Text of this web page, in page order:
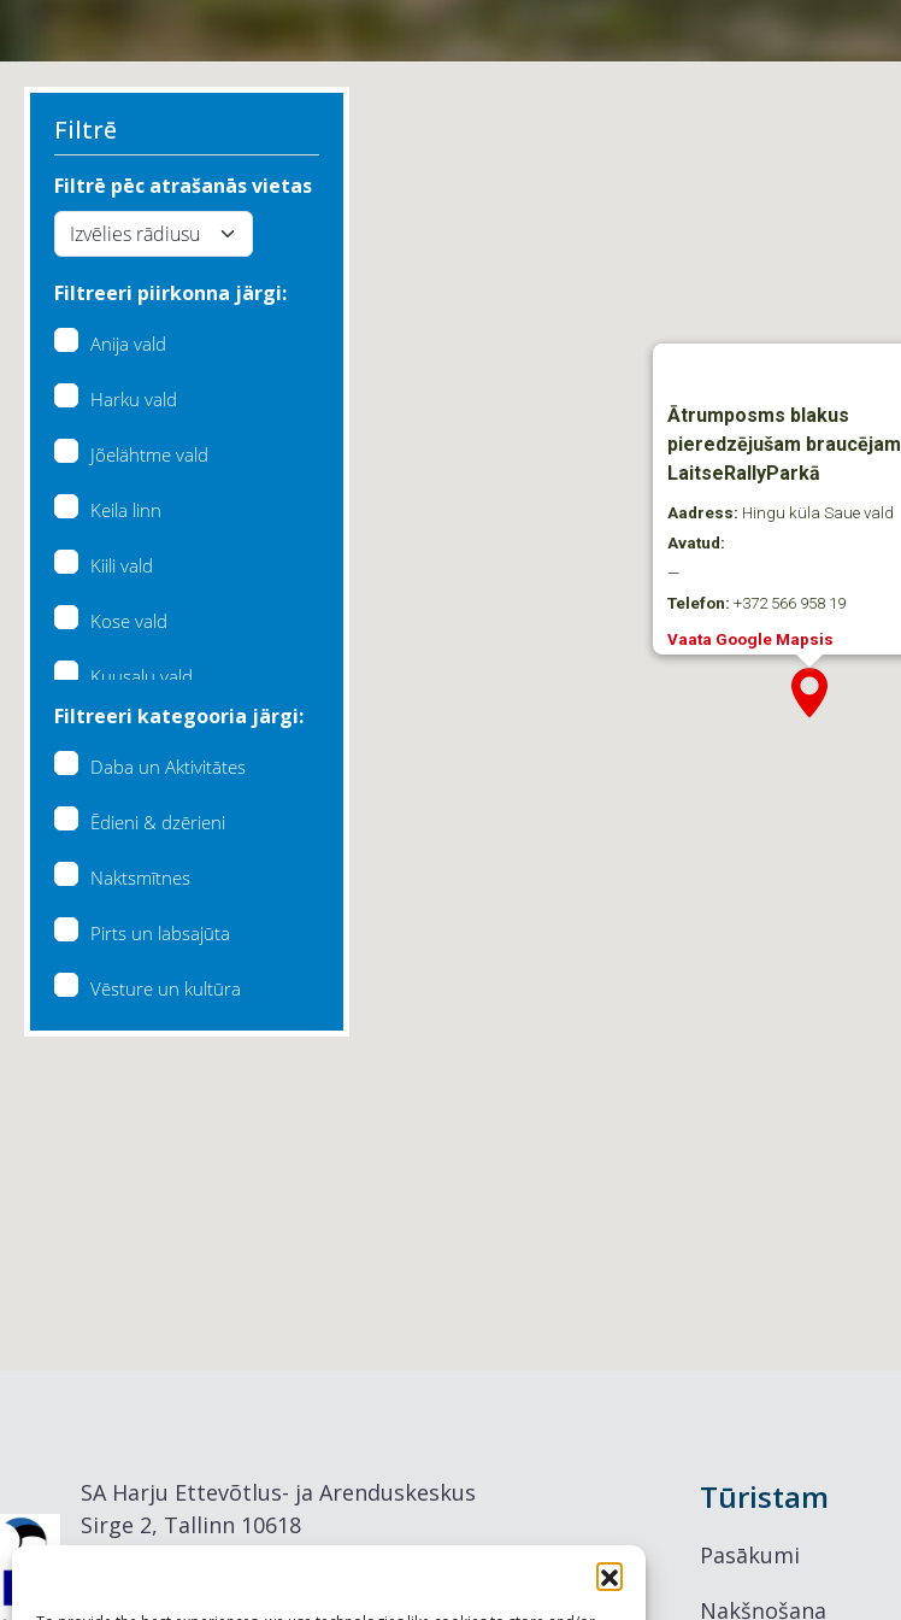
Filtrē
Filtrē pēc atrašanās vietas
Filtreeri piirkonna järgi:
Anija vald
Harku vald
Jõelähtme vald
Keila linn
Kiili vald
Kose vald
Kuusalu vald
Lääne-Harju vald
Filtreeri kategooria järgi:
Daba un Aktivitātes
Ēdieni & dzērieni
Naktsmītnes
Pirts un labsajūta
Vēsture un kultūra
Ātrumposms blakus
pieredzējušam braucējam
LaitseRallyParkā
Aadress: Hingu küla Saue vald
Avatud:
—
Telefon: +372 566 958 19
Vaata Google Mapsis
SA Harju Ettevõtlus- ja Arenduskeskus
Sirge 2, Tallinn 10618
Tūristam
Pasākumi
Nakšņošana